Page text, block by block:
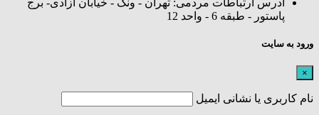
پاستور - طبقه 6 - واحد 12
ورود به سایت
×
نام کاربری یا نشانی ایمیل